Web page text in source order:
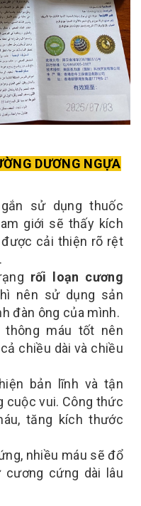
DƯƠNG NGỰA
sử dụng thuốc
giới sẽ thấy kích
cải thiện rõ rệt
rối loạn cương
nên sử dụng sản
đàn ông của mình.
máu tốt nên
chiều dài và chiều
bản lĩnh và tận
cuộc vui. Công thức
tăng kích thước
nhiều máu sẽ đổ
cương cứng dài lâu